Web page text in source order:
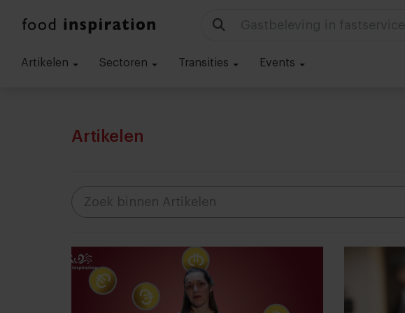
Technologie in foodservice
Artikelen Sectoren Transities Events
Artikelen